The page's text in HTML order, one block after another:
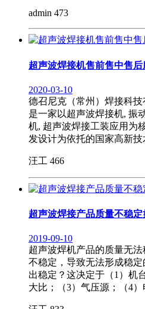
admin 473
超声波焊接机售前售中售后
2020-03-10
德召尼克（常州）焊接科技
是一家以超声波焊接机, 振
机, 超声波焊接工装应用为
发设计为依托的国家高新
汪工 466
超声波焊接产品质量不稳定
2019-09-10
超声波焊机产品的质量无
不稳定，导致无法形成稳
出稳定？这决定于（1）机
大比；（3）气压源；（4